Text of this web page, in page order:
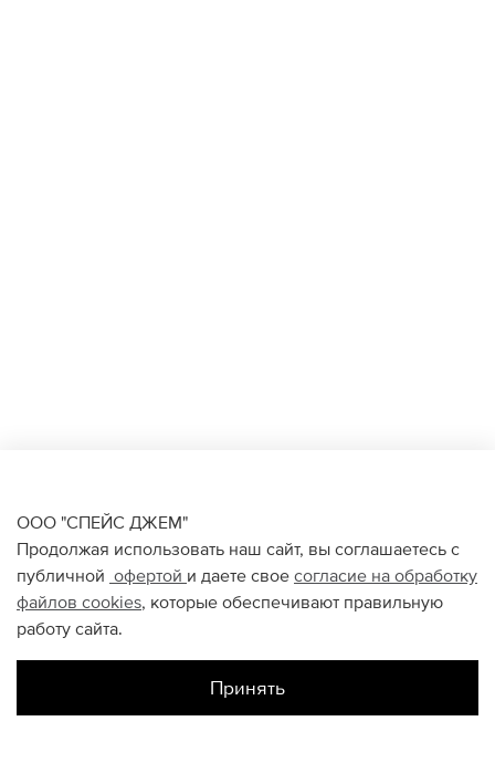
ООО "СПЕЙС ДЖЕМ"
Продолжая использовать наш сайт, вы соглашаетесь с
публичной офертой и даете свое согласие на обработку
файлов cookies, которые обеспечивают правильную
работу сайта.
Принять